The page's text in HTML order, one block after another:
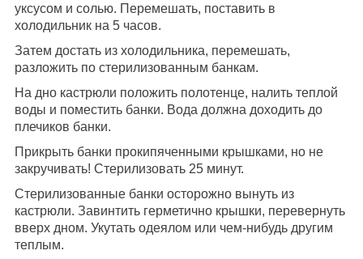
уксусом и солью. Перемешать, поставить в
холодильник на 5 часов.
Затем достать из холодильника, перемешать,
разложить по стерилизованным банкам.
На дно кастрюли положить полотенце, налить теплой
воды и поместить банки. Вода должна доходить до
плечиков банки.
Прикрыть банки прокипяченными крышками, но не
закручивать! Стерилизовать 25 минут.
Стерилизованные банки осторожно вынуть из
кастрюли. Завинтить герметично крышки, перевернуть
вверх дном. Укутать одеялом или чем-нибудь другим
теплым.